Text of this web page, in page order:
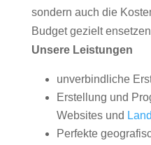
sondern auch die
Budget gezielt
Unsere Leistungen
unverbindliche
Erstellung und
Websites und
Perfekte